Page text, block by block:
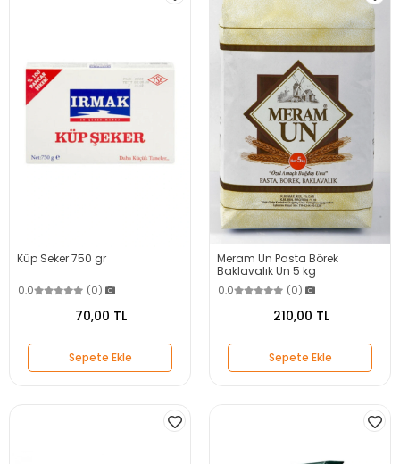
Küp Seker 750 gr
0.0 (0)
70,00 TL
Sepete Ekle
Meram Un Pasta Börek
Baklavalık Un 5 kg
0.0 (0)
210,00 TL
Sepete Ekle